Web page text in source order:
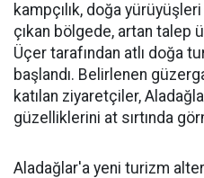
kampçılık, doğa yürüyüşleri
çıkan bölgede, artan talep
Üçer tarafından atlı doğa
başlandı. Belirlenen
katılan ziyaretçiler,
güzelliklerini at sırtında
Aladağlar'a yeni turizm